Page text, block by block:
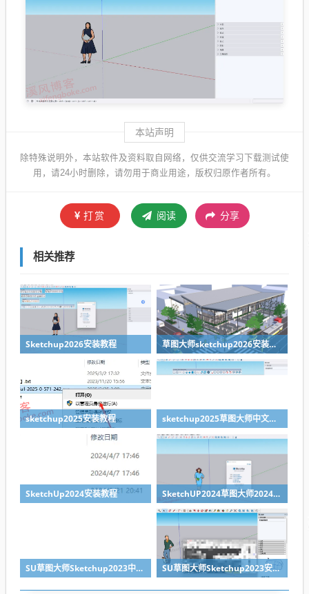
本站声明
除特殊说明外，本站软件及资料取自网络，仅供交流学习下载测试使
用，请24小时删除，请勿用于商业用途，版权归原作者所有。
打赏 阅读 分享
相关推荐
Sketchup2026安装教程 草图大师sketchup2026安装包下载
sketchup2025安装教程 sketchup2025草图大师中文版下载
SketchUp2024安装教程 SketchUP2024草图大师2024下载
SU草图大师Sketchup2023中文版下载 SU草图大师Sketchup2023安装教程